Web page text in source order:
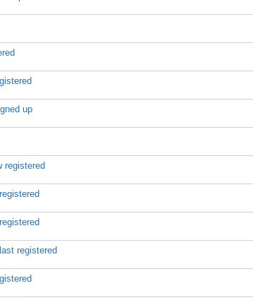
up
registered
registered